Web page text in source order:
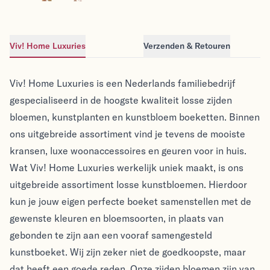
Viv! Home Luxuries Verzenden & Retouren
Viv! Home Luxuries
Viv! Home Luxuries
Viv! Home Luxuries is een Nederlands familiebedrijf
gespecialiseerd in de hoogste kwaliteit losse zijden
bloemen, kunstplanten en kunstbloem boeketten. Binnen
ons uitgebreide assortiment vind je tevens de mooiste
kransen, luxe woonaccessoires en geuren voor in huis.
Wat Viv! Home Luxuries werkelijk uniek maakt, is ons
uitgebreide assortiment losse kunstbloemen. Hierdoor
kun je jouw eigen perfecte boeket samenstellen met de
gewenste kleuren en bloemsoorten, in plaats van
gebonden te zijn aan een vooraf samengesteld
kunstboeket. Wij zijn zeker niet de goedkoopste, maar